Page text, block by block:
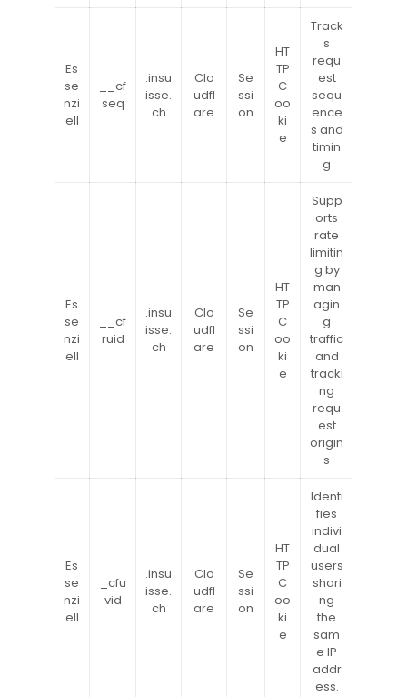
Es
se
nzi
ell
__cf
seq
.insu
isse.
ch
Clo
udfl
are
Se
ssi
on
HT
TP
C
oo
ki
e
Track
s
requ
est
sequ
ence
s and
timin
g
Es
se
nzi
ell
__cf
ruid
.insu
isse.
ch
Clo
udfl
are
Se
ssi
on
HT
TP
C
oo
ki
e
Supp
orts
rate
limitin
g by
man
agin
g
traffic
and
tracki
ng
requ
est
origin
s
Es
se
nzi
ell
_cfu
vid
.insu
isse.
ch
Clo
udfl
are
Se
ssi
on
HT
TP
C
oo
ki
e
Identi
fies
indivi
dual
users
shari
ng
the
sam
e IP
addr
ess.